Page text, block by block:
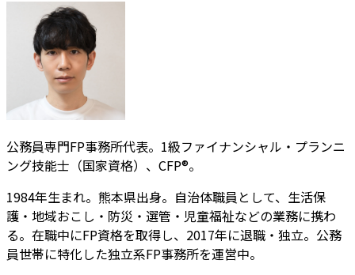
公務員専門FP事務所代表。1級ファイナンシャル・プランニ
ング技能士（国家資格）、CFP®。
1984年生まれ。熊本県出身。自治体職員として、生活保
護・地域おこし・防災・選管・児童福祉などの業務に携わ
る。在職中にFP資格を取得し、2017年に退職・独立。公務
員世帯に特化した独立系FP事務所を運営中。